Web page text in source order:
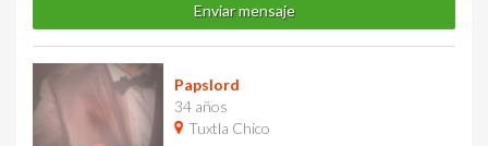
Enviar mensaje
Papslord
34 años
Tuxtla Chico